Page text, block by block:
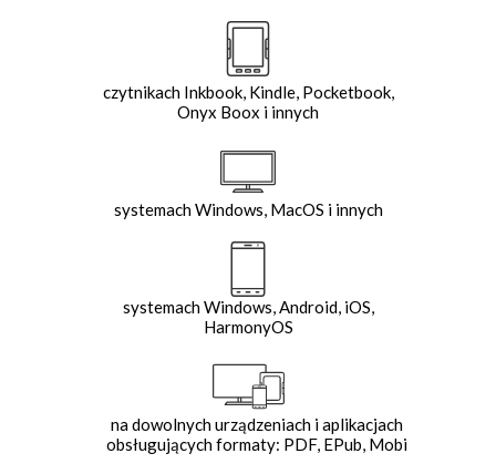
czytnikach Inkbook, Kindle, Pocketbook,
Onyx Boox i innych
systemach Windows, MacOS i innych
systemach Windows, Android, iOS,
HarmonyOS
na dowolnych urządzeniach i aplikacjach
obsługujących formaty: PDF, EPub, Mobi